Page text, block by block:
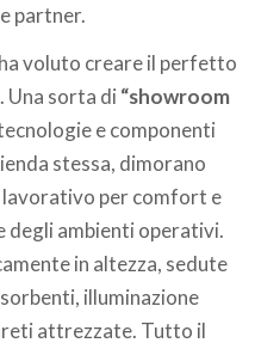
partner.
voluto creare il perfetto
Una sorta di “showroom
e componenti
stessa, dimorano
per comfort e
degli ambienti operativi.
in altezza, sedute
illuminazione
attrezzate. Tutto il